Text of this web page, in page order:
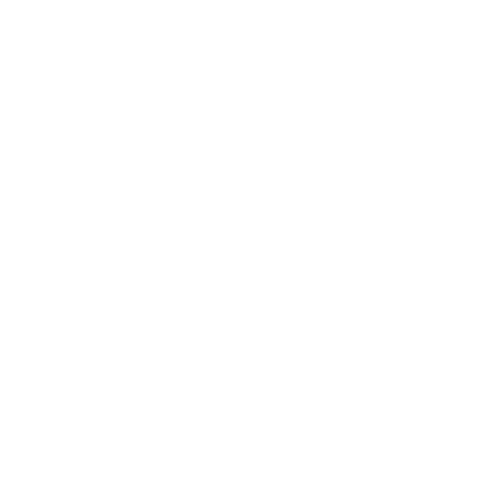
させていただ
了承ください。
き作成されるも
ようお願いしま
です。
ありません。
ず変更すること
1000ppm以下、
下、フタル酸ジブチ
ない年数を意
貨物等」とい
可)を取得する
要な手段を講じ
ムロン制御